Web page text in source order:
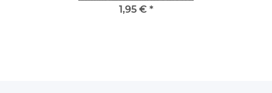
1,95 € *